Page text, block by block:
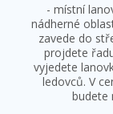
- místní
nádherné
zavede do
projdete
vyjedete
ledovců. V
budete